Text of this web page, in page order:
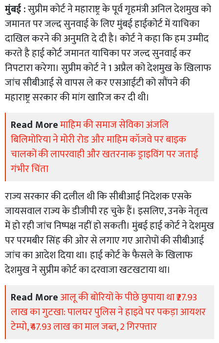
मुंबई :सुप्रीम कोर्ट ने महाराष्ट्र के पूर्व गृहमंत्री अनिल देशमुख को
जमानत पर जल्द सुनवाई के लिए मुंबई हाईकोर्ट में याचिका
दाखिल करने की अनुमति दे दी है। कोर्ट ने कहा कि हम उम्मीद
करते है हाई कोर्ट जमानत याचिका पर जल्द सुनवाई कर
निपटारा करेगा। सुप्रीम कोर्ट ने 1 अप्रैल को देशमुख के खिलाफ
जांच सीबीआई से वापस ले कर एसआईटी को सौंपने की
महाराष्ट्र सरकार की मांग खारिज कर दी थी।
Read Moreमाहिम की समाज सेविका अंजलि
बिलिमोरिया ने मोरी रोड और माहिम कॉजवे पर बाइक
चालकों की लापरवाही और खतरनाक ड्राइविंग पर जताई
गंभीर चिंता
राज्य सरकार की दलील थी कि सीबीआई निदेशक एसके
जायसवाल राज्य के डीजीपी रह चुके हैं। इसलिए, उनके नेतृत्व
में हो रही जांच निष्पक्ष नहीं हो सकती। मुंबई हाई कोर्ट ने देशमुख
पर परमबीर सिंह की ओर से लगाए गए आरोपों की सीबीआई
जांच का आदेश दिया था। हाई कोर्ट के फैसले के खिलाफ
देशमुख ने सुप्रीम कोर्ट का दरवाजा खटखटाया था।
Read Moreआलू की बोरियों के पीछे छुपाया था ₹27.93
लाख का गुटखा: पालघर पुलिस ने हाइवे पर पकड़ा आयशर
टेम्पो, ₹47.93 लाख का माल जब्त, 2 गिरफ्तार